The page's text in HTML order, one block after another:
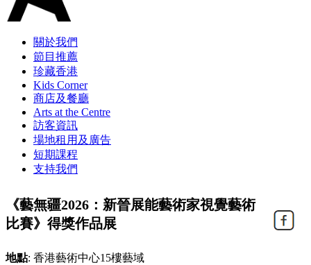
關於我們
節目推薦
珍藏香港
Kids Corner
商店及餐廳
Arts at the Centre
訪客資訊
場地租用及廣告
短期課程
支持我們
《藝無疆2026：新晉展能藝術家視覺藝術
比賽》得獎作品展
地點: 香港藝術中心15樓藝域